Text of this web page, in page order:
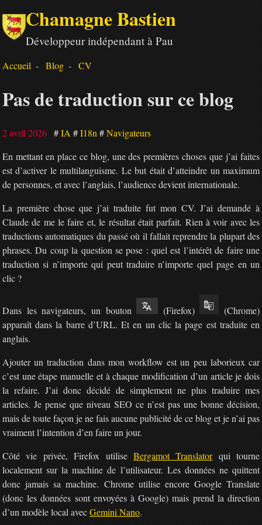
Chamagne Bastien
Développeur indépendant à Pau
Accueil Blog CV
Pas de traduction sur ce blog
2 avril 2026 IA I18n
Navigateurs
En mettant en place ce blog, une des premières choses que j’ai faites
est d’activer le multilanguisme. Le but était d’atteindre un maximum
de personnes, et avec l’anglais, l’audience devient internationale.
La première chose que j’ai traduite fut mon CV. J’ai demandé à
Claude de me le faire et, le résultat était parfait. Rien à voir avec les
traductions automatiques du passé où il fallait reprendre la plupart des
phrases. Du coup la question se pose : quel est l’intérêt de faire une
traduction si n’importe qui peut traduire n’importe quel page en un
clic ?
Dans les navigateurs, un bouton (Firefox)
(Chrome)
apparaît dans la barre d’URL. Et en un clic la page est traduite en
anglais.
Ajouter un traduction dans mon workflow est un peu laborieux car
c’est une étape manuelle et à chaque modification d’un article je dois
la refaire. J’ai donc décidé de simplement ne plus traduire mes
articles. Je pense que niveau SEO ce n’est pas une bonne décision,
mais de toute façon je ne fais aucune publicité de ce blog et je n’ai pas
vraiment l’intention d’en faire un jour.
Côté vie privée, Firefox utiliseBergamot Translatorqui tourne
localement sur la machine de l’utilisateur. Les données ne quittent
donc jamais sa machine. Chrome utilise encore Google Translate
(donc les données sont envoyées à Google) mais prend la direction
d’un modèle local avecGemini Nano.